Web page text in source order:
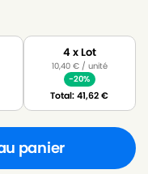
4 x Lot
10,40 €/ unité
-20%
Total:41,62€
panier